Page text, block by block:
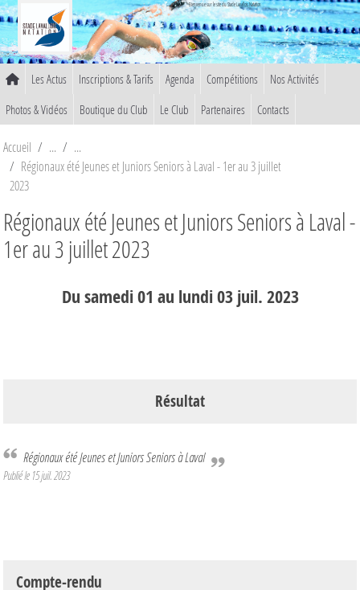
Bienvenue sur le site du Stade Lavallois Natation
Les Actus Inscriptions & Tarifs Agenda Compétitions
Nos Activités
Photos & Vidéos
Boutique du Club Le Club Partenaires Contacts
Accueil
Régionaux été Jeunes et Juniors Seniors à Laval - 1er au 3 juillet
2023
Régionaux été Jeunes et Juniors Seniors à Laval -
1er au 3 juillet 2023
Dusamedi01 au lundi03 juil.2023
Résultat
Régionaux été Jeunes et Juniors Seniors à Laval
Publié le 15 juil. 2023
Compte-rendu
Panneau de gestion des cookies